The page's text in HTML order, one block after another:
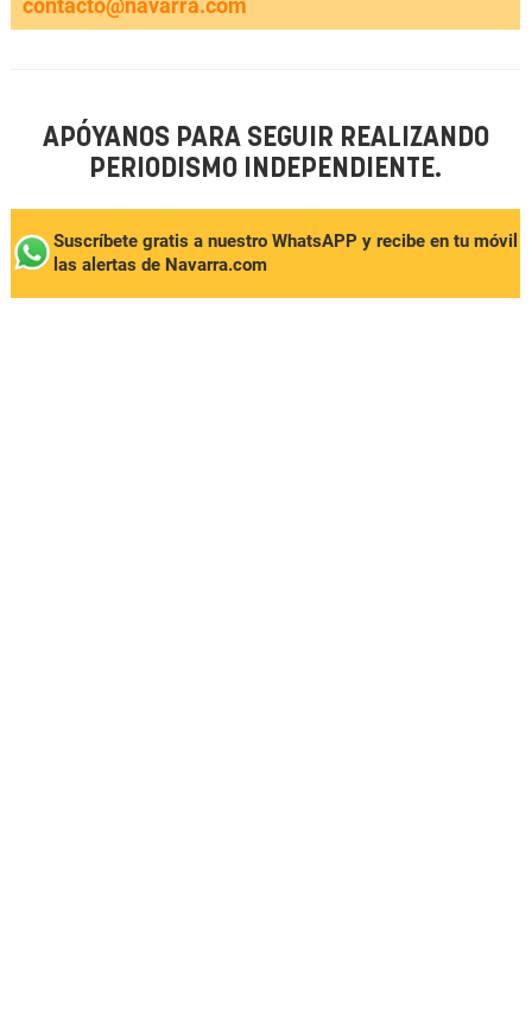
contacto@navarra.com
APÓYANOS PARA SEGUIR REALIZANDO
PERIODISMO INDEPENDIENTE.
Suscríbete gratis a nuestro WhatsAPP y recibe en tu móvil
las alertas de Navarra.com